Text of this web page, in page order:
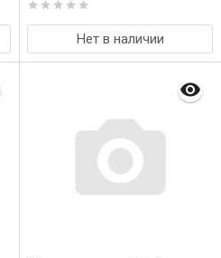
Нет в наличии